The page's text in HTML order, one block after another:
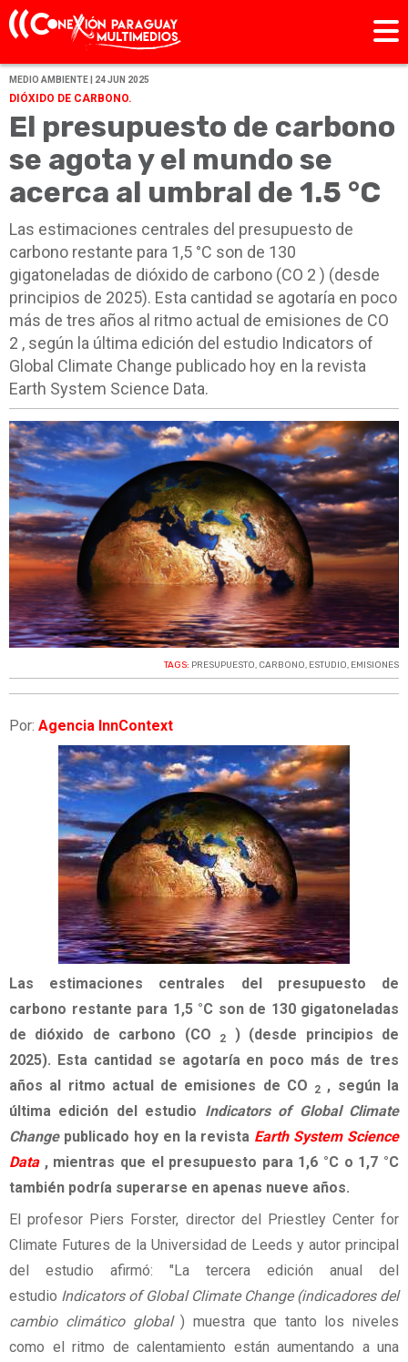
MEDIO AMBIENTE | 24 JUN 2025
DIÓXIDO DE CARBONO.
El presupuesto de carbono
se agota y el mundo se
acerca al umbral de 1.5 °C
Las estimaciones centrales del presupuesto de
carbono restante para 1,5 °C son de 130
gigatoneladas de dióxido de carbono (CO 2 ) (desde
principios de 2025). Esta cantidad se agotaría en poco
más de tres años al ritmo actual de emisiones de CO
2 , según la última edición del estudio Indicators of
Global Climate Change publicado hoy en la revista
Earth System Science Data.
TAGS: PRESUPUESTO, CARBONO, ESTUDIO, EMISIONES
Por: Agencia InnContext
Las estimaciones centrales del presupuesto de
carbono restante para 1,5 °C son de 130 gigatoneladas
de dióxido de carbono (CO
2
) (desde principios de
2025). Esta cantidad se agotaría en poco más de tres
años al ritmo actual de emisiones de CO
2 , según la
última edición del estudio Indicators of Global Climate
Changepublicado hoy en la revista Earth System Science
Data, mientras que el presupuesto para 1,6 °C o 1,7 °C
también podría superarse en apenas nueve años.
El profesor Piers Forster, director del Priestley Center for
Climate Futures de la Universidad de Leeds y autor principal
del estudio afirmó: "La tercera edición anual del
estudio Indicators of Global Climate Change (indicadores del
cambio climático global) muestra que tanto los niveles
como el ritmo de calentamiento están aumentando a una